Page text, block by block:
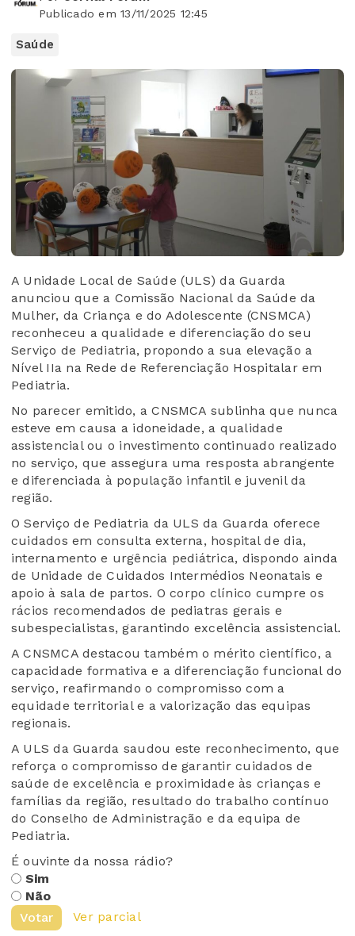
Publicado em 13/11/2025 12:45
Saúde
A Unidade Local de Saúde (ULS) da Guarda
anunciou que a Comissão Nacional da Saúde da
Mulher, da Criança e do Adolescente (CNSMCA)
reconheceu a qualidade e diferenciação do seu
Serviço de Pediatria, propondo a sua elevação a
Nível IIa na Rede de Referenciação Hospitalar em
Pediatria.
No parecer emitido, a CNSMCA sublinha que nunca
esteve em causa a idoneidade, a qualidade
assistencial ou o investimento continuado realizado
no serviço, que assegura uma resposta abrangente
e diferenciada à população infantil e juvenil da
região.
O Serviço de Pediatria da ULS da Guarda oferece
cuidados em consulta externa, hospital de dia,
internamento e urgência pediátrica, dispondo ainda
de Unidade de Cuidados Intermédios Neonatais e
apoio à sala de partos. O corpo clínico cumpre os
rácios recomendados de pediatras gerais e
subespecialistas, garantindo excelência assistencial.
A CNSMCA destacou também o mérito científico, a
capacidade formativa e a diferenciação funcional do
serviço, reafirmando o compromisso com a
equidade territorial e a valorização das equipas
regionais.
A ULS da Guarda saudou este reconhecimento, que
reforça o compromisso de garantir cuidados de
saúde de excelência e proximidade às crianças e
famílias da região, resultado do trabalho contínuo
do Conselho de Administração e da equipa de
Pediatria.
É ouvinte da nossa rádio?
Sim
Não
Votar
Ver parcial